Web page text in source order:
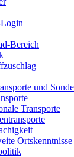
Bereich
und
Transporte
Ortskenntnisse